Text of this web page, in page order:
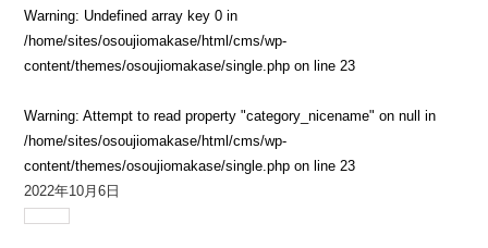
Warning: Undefined array key 0 in
/home/sites/osoujiomakase/html/cms/wp-
content/themes/osoujiomakase/single.php on line 23
Warning: Attempt to read property "category_nicename" on null in
/home/sites/osoujiomakase/html/cms/wp-
content/themes/osoujiomakase/single.php on line 23
2022年10月6日